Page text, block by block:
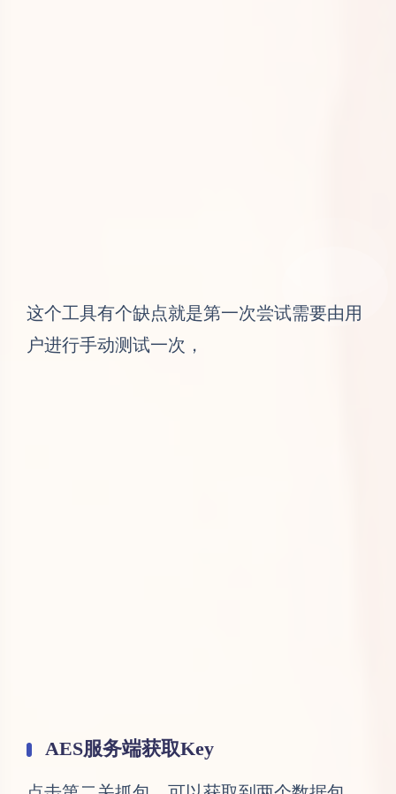
这个工具有个缺点就是第一次尝试需要由用
户进行手动测试一次，
AES服务端获取Key